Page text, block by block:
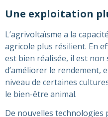
Une exploitation
L’agrivoltaïsme a la
agricole plus résilient. En
est bien réalisée, il est non
d’améliorer le rendement,
niveau de certaines
le bien-être animal.
De nouvelles